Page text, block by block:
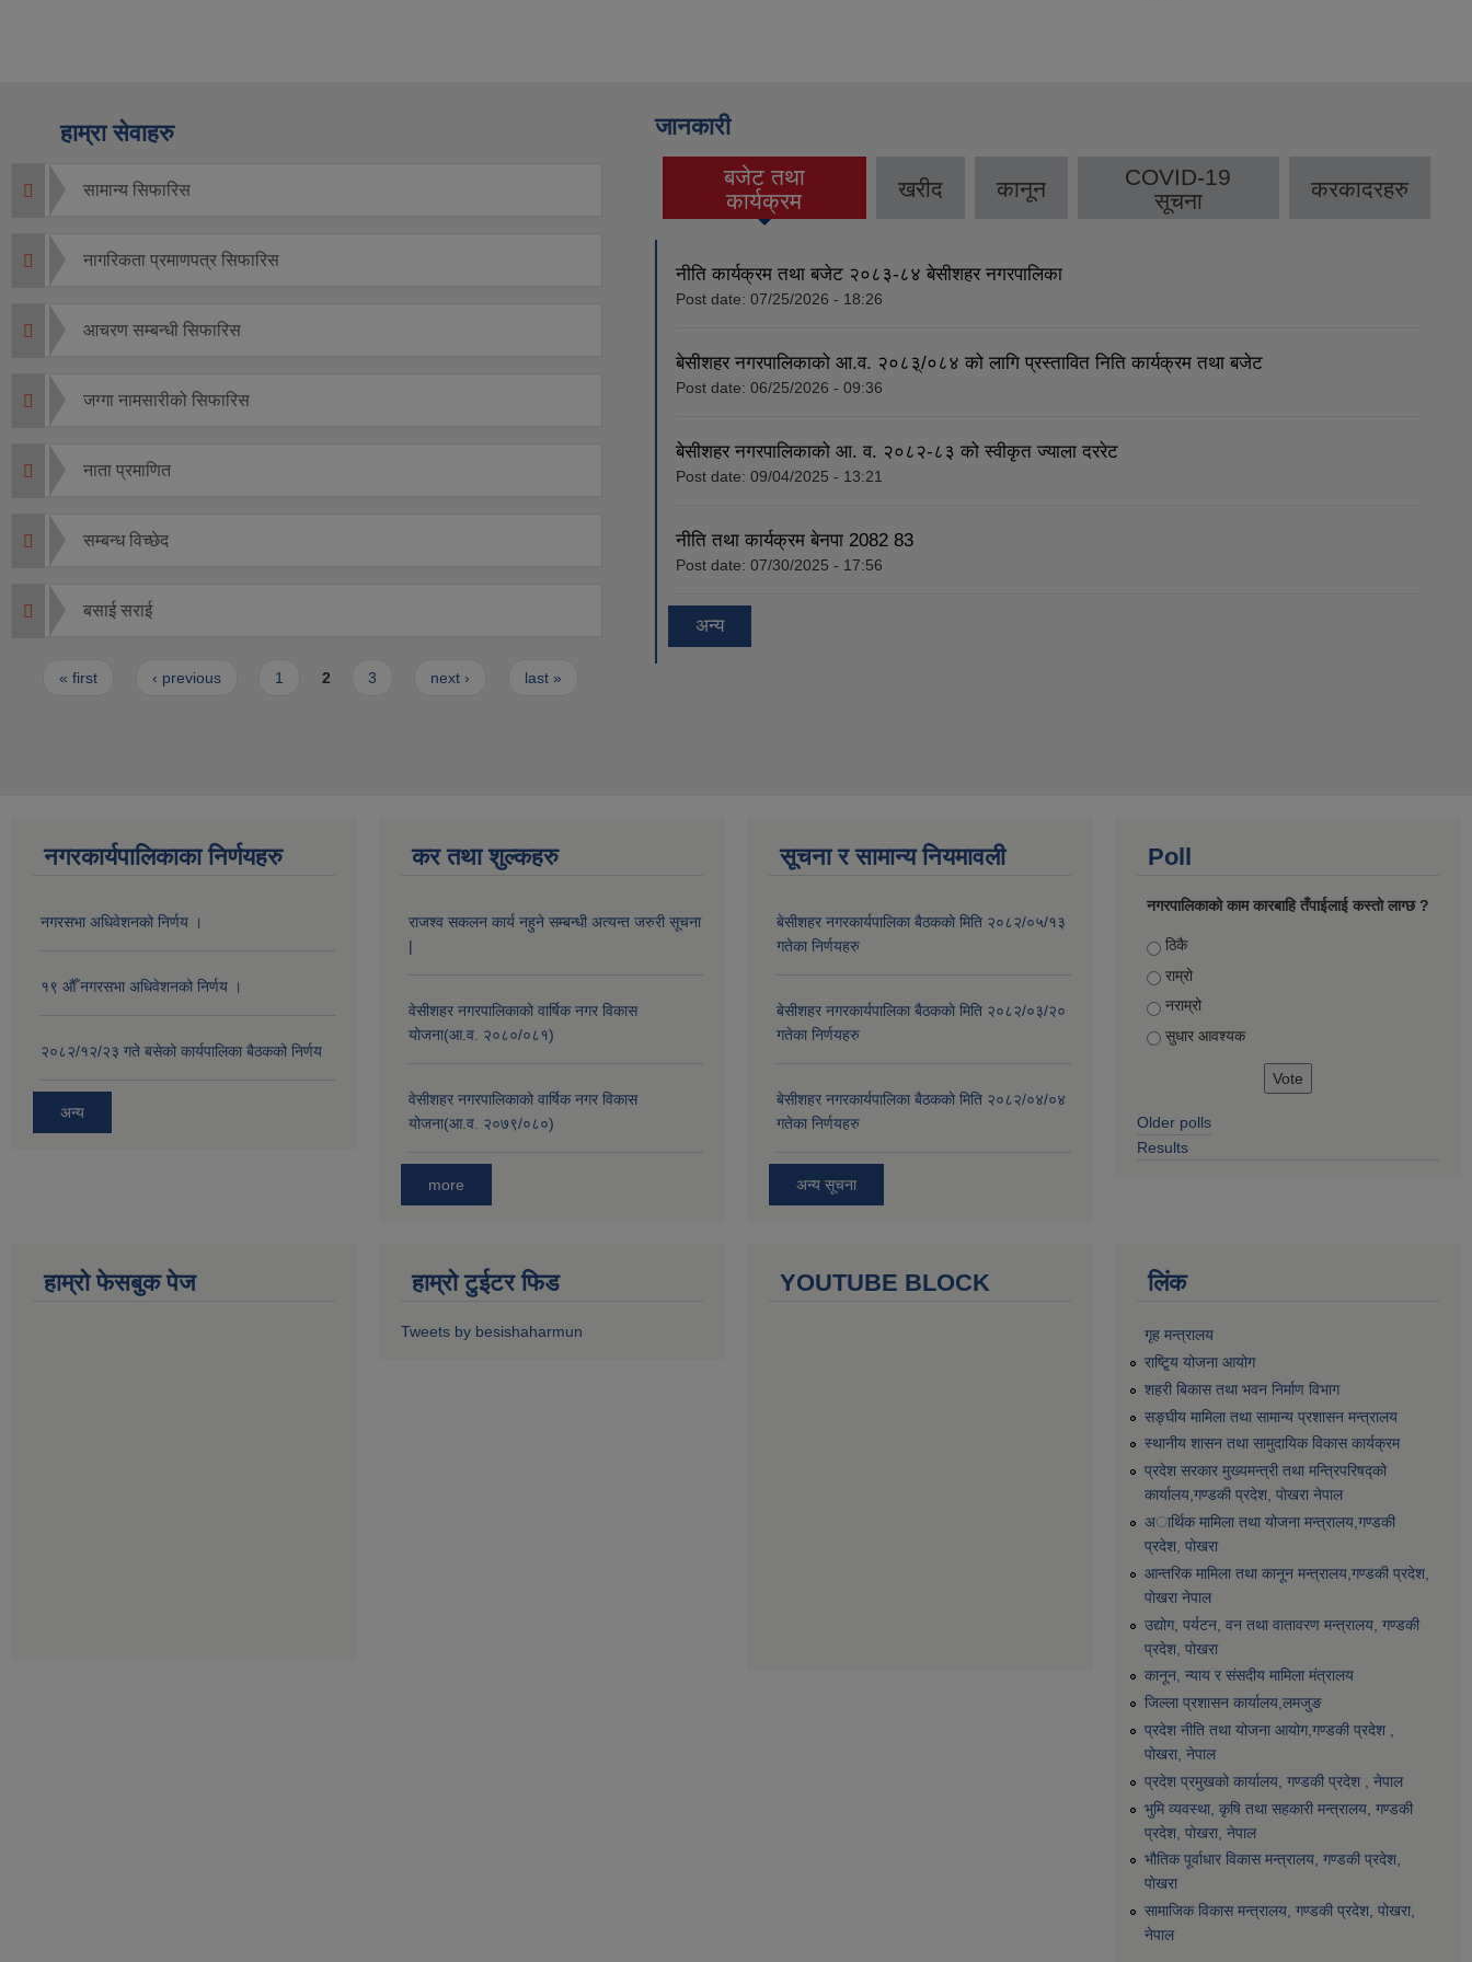
हाम्रा सेवाहरु
सामान्य सिफारिस
नागरिकता प्रमाणपत्र सिफारिस
आचरण सम्बन्धी सिफारिस
जग्गा नामसारीको सिफारिस
नाता प्रमाणित
सम्बन्ध विच्छेद
बसाई सराई
Pages
« first ‹ previous 1 2 3 next › last »
जानकारी
बजेट तथा
कार्यक्रम
(active tab) खरीद कानून
COVID-19
सूचना
करकादरहरु
नीति कार्यक्रम तथा बजेट २०८३-८४ बेसीशहर नगरपालिका
Post date: 07/25/2026 - 18:26
बेसीशहर नगरपालिकाको आ.व. २०८३्/०८४ को लागि प्रस्तावित निति कार्यक्रम तथा बजेट
Post date: 06/25/2026 - 09:36
बेसीशहर नगरपालिकाको आ. व. २०८२-८३ को स्वीकृत ज्याला दररेट
Post date: 09/04/2025 - 13:21
नीति तथा कार्यक्रम बेनपा 2082 83
Post date: 07/30/2025 - 17:56
अन्य
नगरकार्यपालिकाका निर्णयहरु
नगरसभा अधिवेशनको निर्णय ।
१९ औँ नगरसभा अधिवेशनको निर्णय ।
२०८२/१२/२३ गते बसेको कार्यपालिका बैठकको निर्णय
अन्य
कर तथा शुल्कहरु
राजश्व सकलन कार्य नहुने सम्बन्धी अत्यन्त जरुरी सूचना
|
वेसीशहर नगरपालिकाको वार्षिक नगर विकास
योजना(आ.व. २०८०/०८१)
वेसीशहर नगरपालिकाको वार्षिक नगर विकास
योजना(आ.व. २०७९/०८०)
more
सूचना र सामान्य नियमावली
बे‍‍सीशहर नगरकार्यपालिका बैठककाे मिति २०८२/०५/१३
गतेका निर्णयहरु
बे‍‍सीशहर नगरकार्यपालिका बैठककाे मिति २०८२/०३/२०
गतेका निर्णयहरु
बे‍‍सीशहर नगरकार्यपालिका बैठककाे मिति २०८२/०४/०४
गतेका निर्णयहरु
अन्य सूचना
Poll
नगरपालिकाको काम कारबाहि तँपाईलाई कस्तो लाग्छ ?
Choices
ठिकै
राम्रो
नराम्रो
सुधार आवश्यक
Older polls
Results
हाम्रो फेसबुक पेज हाम्रो टुईटर फिड
Tweets by besishaharmun
YOUTUBE BLOCK लिंक
गृह मन्त्रालय
राष्टि्ृय योजना आयोग
शहरी बिकास तथा भवन निर्माण विभाग
सङ्घीय मामिला तथा सामान्य प्रशासन मन्त्रालय
स्थानीय शासन तथा सामुदायिक विकास कार्यक्रम
प्रदेश सरकार मुख्यमन्त्री तथा मन्त्रिपरिषद्को
कार्यालय,गण्डकी प्रदेश, पाेखरा नेपाल
अार्थिक मामिला तथा योजना मन्त्रालय,गण्डकी
प्रदेश, पोखरा
आन्तरिक मामिला तथा कानून मन्त्रालय,गण्डकी प्रदेश,
पाेखरा नेपाल
उद्योग, पर्यटन, वन तथा वातावरण मन्त्रालय, गण्डकी
प्रदेश, पोखरा
कानून, न्याय र संसदीय मामिला मंत्रालय
जिल्ला प्रशासन कार्यालय,लमजुङ
प्रदेश नीति तथा योजना आयोग,गण्डकी प्रदेश ,
पोखरा, नेपाल
प्रदेश प्रमुखको कार्यालय, गण्डकी प्रदेश , नेपाल
भुमि व्यवस्था, कृषि तथा सहकारी मन्त्रालय, गण्डकी
प्रदेश, पोखरा, नेपाल
भौतिक पूर्वाधार विकास मन्त्रालय, गण्डकी प्रदेश,
पाेखरा
सामाजिक विकास मन्त्रालय, गण्डकी प्रदेश, पोखरा,
नेपाल